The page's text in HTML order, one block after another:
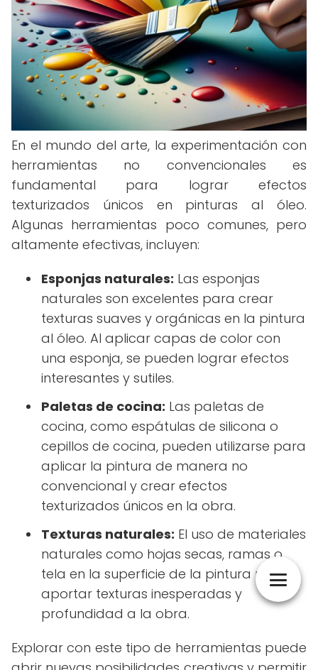
En el mundo del arte, la experimentación con
herramientas no convencionales es
fundamental para lograr efectos
texturizados únicos en pinturas al óleo.
Algunas herramientas poco comunes, pero
altamente efectivas, incluyen:
Esponjas naturales: Las esponjas
naturales son excelentes para crear
texturas suaves y orgánicas en la pintura
al óleo. Al aplicar capas de color con
una esponja, se pueden lograr efectos
interesantes y sutiles.
Paletas de cocina: Las paletas de
cocina, como espátulas de silicona o
cepillos de cocina, pueden utilizarse para
aplicar la pintura de manera no
convencional y crear efectos
texturizados únicos en la obra.
Texturas naturales: El uso de materiales
naturales como hojas secas, ramas o
tela en la superficie de la pintura puede
aportar texturas inesperadas y
profundidad a la obra.
Explorar con este tipo de herramientas puede